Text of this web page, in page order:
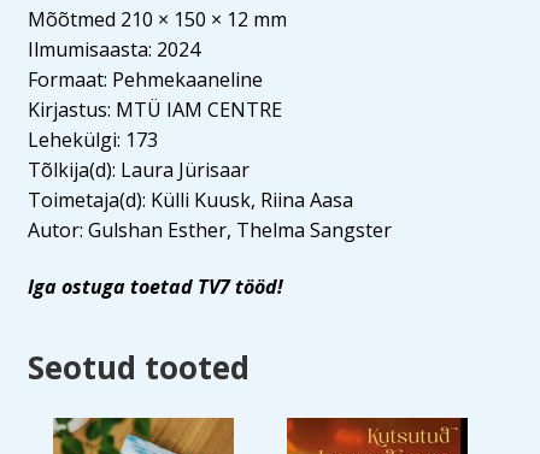
Mõõtmed 210 × 150 × 12 mm
Ilmumisaasta: 2024
Formaat: Pehmekaaneline
Kirjastus: MTÜ IAM CENTRE
Lehekülgi: 173
Tõlkija(d): Laura Jürisaar
Toimetaja(d): Külli Kuusk, Riina Aasa
Autor: Gulshan Esther, Thelma Sangster
Iga ostuga toetad TV7 tööd!
Seotud tooted